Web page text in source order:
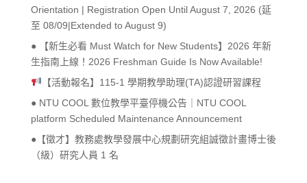
Orientation | Registration Open Until August 7, 2026 (延
至 08/09|Extended to August 9)
● 【新生必看 Must Watch for New Students】2026 年新
生指南上線！2026 Freshman Guide Is Now Available!
【活動報名】115-1 學期教學助理(TA)認證研習課程
● NTU COOL 數位教學平臺停機公告｜NTU COOL
platform Scheduled Maintenance Announcement
●【徵才】教務處教學發展中心規劃研究組誠徵計畫博士後
（級）研究人員 1 名